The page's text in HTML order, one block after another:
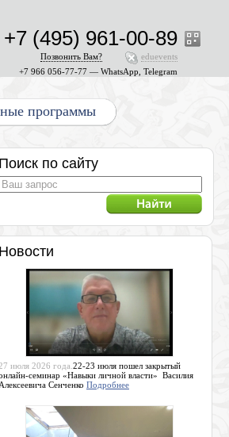
программы
+7 966 056-77-77 — WhatsApp, Telegram
eduevents
Позвонить Вам?
+7 (495) 961-00-89
Поиск по сайту
Новости
июля 2026 года. 22-23 июля пошел закрытый
семинар «Навыки личной власти» Василия
Алексеевича Сенченко Подробнее